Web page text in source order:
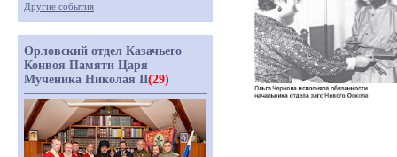
Другие события
Орловский отдел Казачьего
Конвоя Памяти Царя
Мученика Николая II(29)